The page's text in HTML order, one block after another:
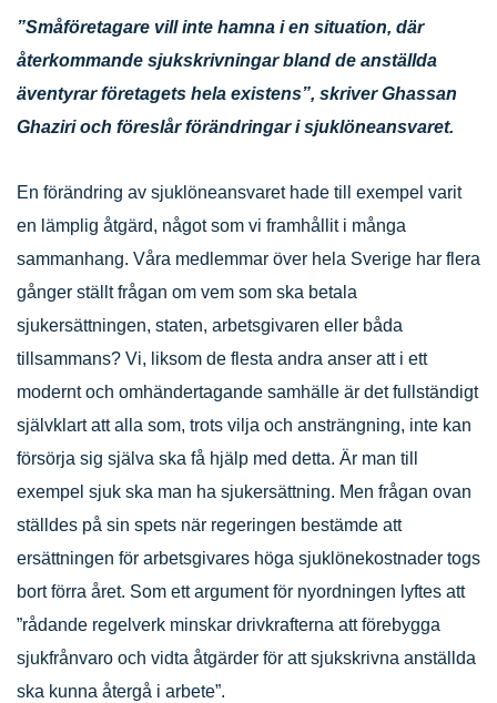
”Småföretagare vill inte hamna i en situation, där
återkommande sjukskrivningar bland de anställda
äventyrar företagets hela existens”, skriver Ghassan
Ghaziri och föreslår förändringar i sjuklöneansvaret.
En förändring av sjuklöneansvaret hade till exempel varit
en lämplig åtgärd, något som vi framhållit i många
sammanhang. Våra medlemmar över hela Sverige har flera
gånger ställt frågan om vem som ska betala
sjukersättningen, staten, arbetsgivaren eller båda
tillsammans? Vi, liksom de flesta andra anser att i ett
modernt och omhändertagande samhälle är det fullständigt
självklart att alla som, trots vilja och ansträngning, inte kan
försörja sig själva ska få hjälp med detta. Är man till
exempel sjuk ska man ha sjukersättning. Men frågan ovan
ställdes på sin spets när regeringen bestämde att
ersättningen för arbetsgivares höga sjuklönekostnader togs
bort förra året. Som ett argument för nyordningen lyftes att
”rådande regelverk minskar drivkrafterna att förebygga
sjukfrånvaro och vidta åtgärder för att sjukskrivna anställda
ska kunna återgå i arbete”.